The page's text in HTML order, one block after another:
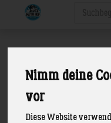
Nimm deine
vor
Diese Website